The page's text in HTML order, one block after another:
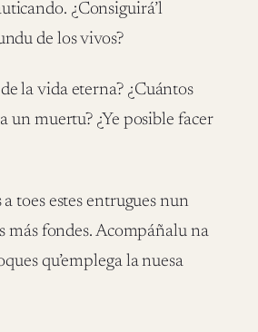
¿Consiguirá’l
de los vivos?
la vida eterna? ¿Cuántos
un muertu? ¿Ye posible facer
toes estes entrugues nun
más fondes. Acompáñalu na
qu’emplega la nuesa